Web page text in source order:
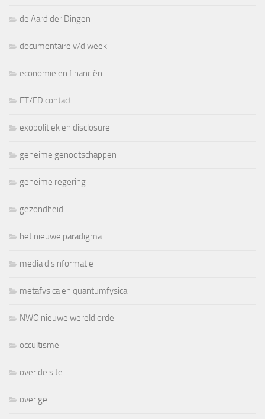
de Aard der Dingen
documentaire v/d week
economie en financiën
ET/ED contact
exopolitiek en disclosure
geheime genootschappen
geheime regering
gezondheid
het nieuwe paradigma
media disinformatie
metafysica en quantumfysica
NWO nieuwe wereld orde
occultisme
over de site
overige